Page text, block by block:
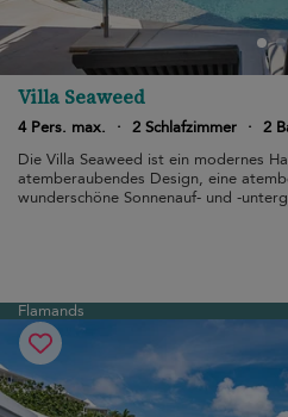
Villa Seaweed
4 Pers. max. · 2 Schlafzimmer · 2
Die Villa Seaweed ist ein modernes
atemberaubendes Design, eine
wunderschöne Sonnenauf- und -
Flamands